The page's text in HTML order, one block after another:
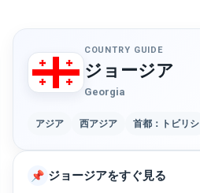
COUNTRY GUIDE
ジョージア
Georgia
アジア 西アジア 首都：トビリシ
📌 ジョージアをすぐ見る